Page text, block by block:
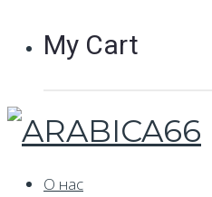
My Cart
О нас